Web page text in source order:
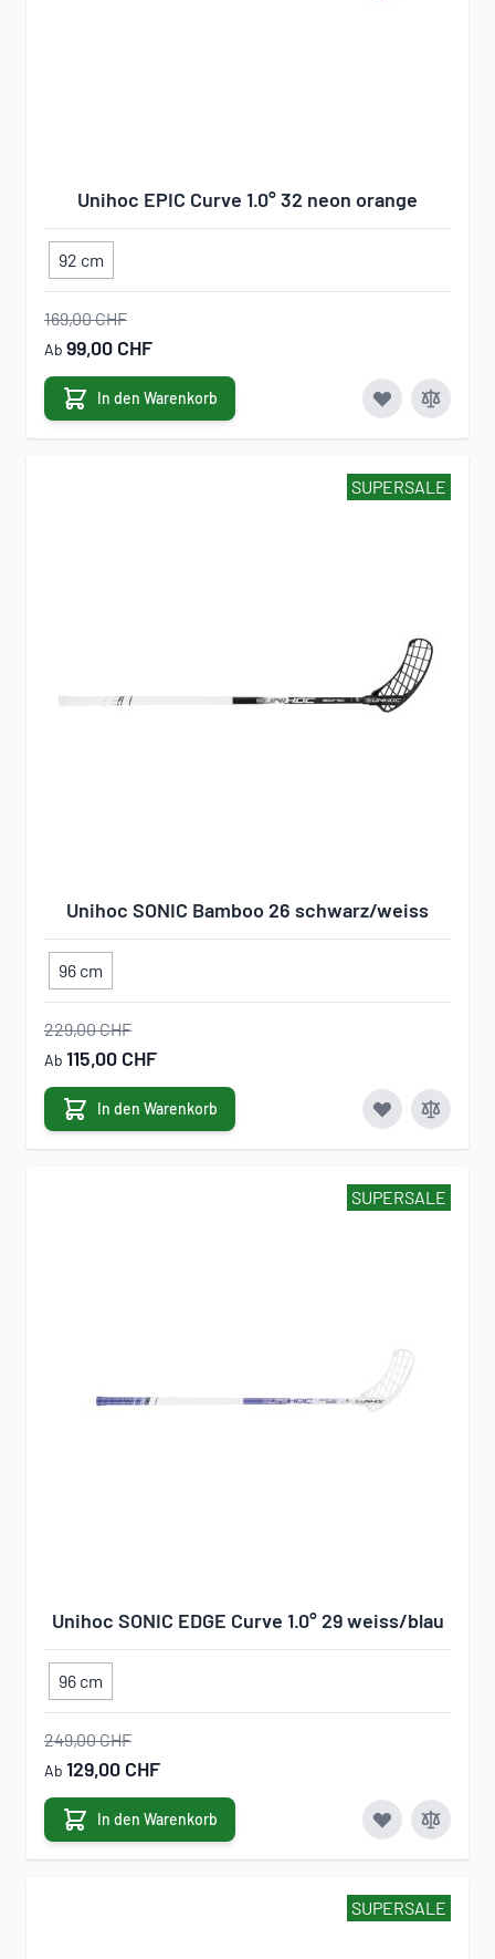
Unihoc EPIC Curve 1.0° 32 neon orange
92 cm
169,00 CHF
Ab 99,00 CHF
In den Warenkorb
SUPERSALE
Unihoc SONIC Bamboo 26 schwarz/weiss
96 cm
229,00 CHF
Ab 115,00 CHF
In den Warenkorb
SUPERSALE
Unihoc SONIC EDGE Curve 1.0° 29 weiss/blau
96 cm
249,00 CHF
Ab 129,00 CHF
In den Warenkorb
SUPERSALE